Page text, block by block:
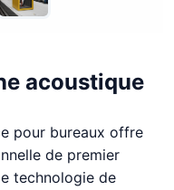
acoustique
pour bureaux offre
de premier
technologie de